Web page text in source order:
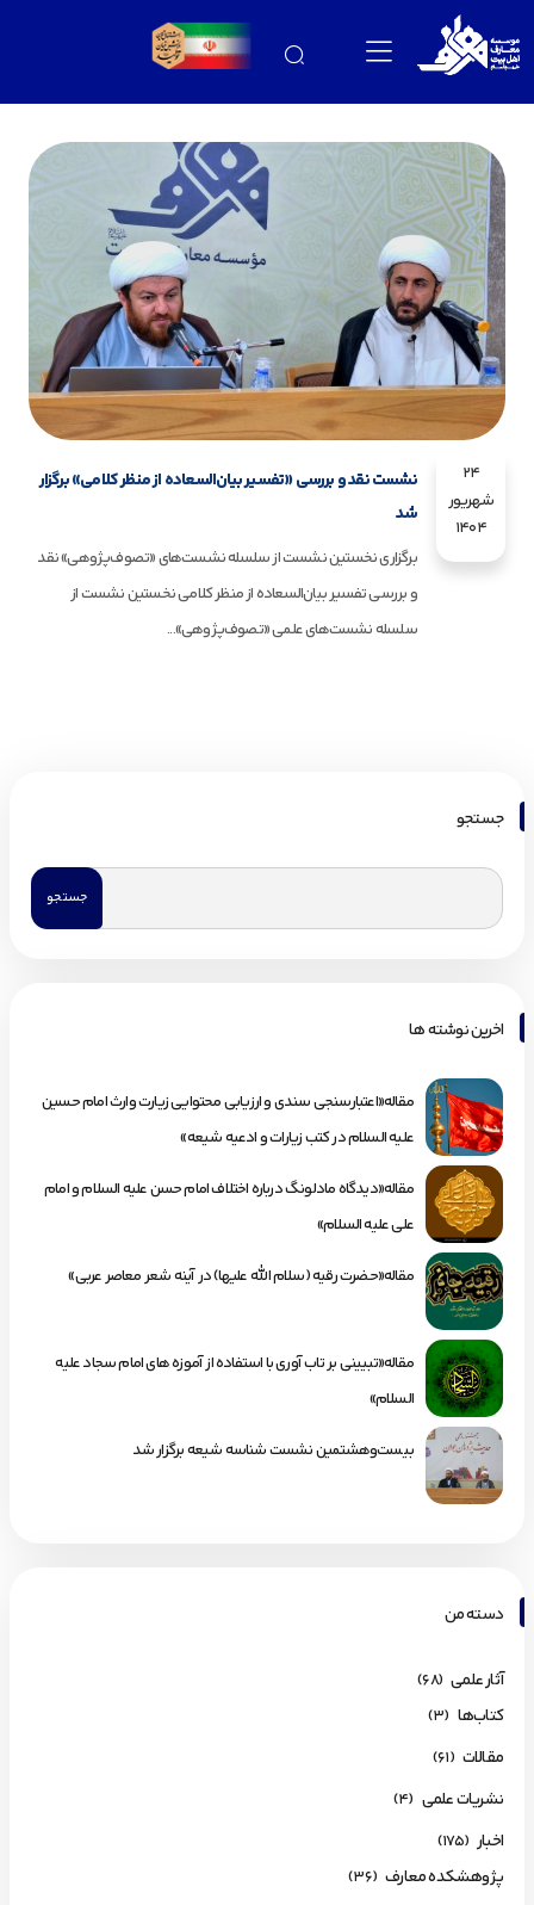
24
شهریور
1404
نشست نقد و بررسی «تفسیر بیان‌السعاده از منظر کلامی» برگزار
شد
برگزاری نخستین نشست از سلسله نشست‌های «تصوف‌پژوهی» نقد
و بررسی تفسیر بیان‌السعاده از منظر کلامی نخستین نشست از
سلسله نشست‌های علمی «تصوف‌پژوهی»...
جستجو
اخرین نوشته ها
مقاله«اعتبارسنجی سندی و ارزیابی محتوایی زیارت وارث امام حسین
علیه السلام در کتب زیارات و ادعیه شیعه»
مقاله«دیدگاه مادلونگ درباره اختلاف امام حسن علیه السلام و امام
علی علیه السلام»
مقاله«حضرت رقیه (سلام الله علیها) در آینه شعر معاصر عربی»
مقاله«تبیینی بر تاب آوری با استفاده از آموزه های امام سجاد علیه
السلام»
بیست‌وهشتمین نشست شناسه شیعه برگزار شد
دسته من
آثار علمی (68)
کتاب‌ها (3)
مقالات (61)
نشریات علمی (4)
اخبار (175)
پژوهشکده معارف (36)